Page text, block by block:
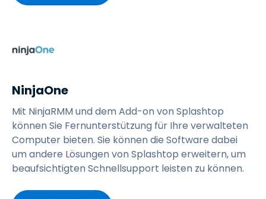
NinjaOne
Mit NinjaRMM und dem Add-on von Splashtop
können Sie Fernunterstützung für Ihre verwalteten
Computer bieten. Sie können die Software dabei
um andere Lösungen von Splashtop erweitern, um
beaufsichtigten Schnellsupport leisten zu können.